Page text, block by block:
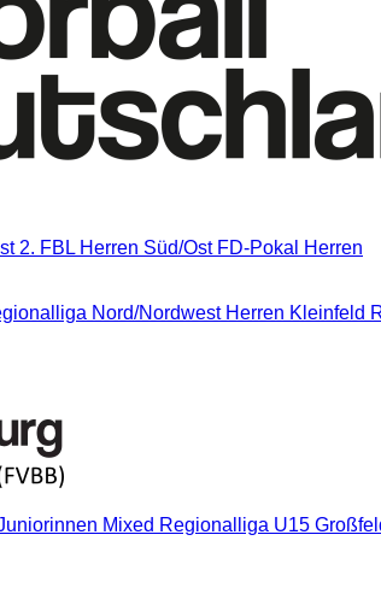
2. FBL Herren Süd/Ost FD-Pokal Herren
Nord/Nordwest Herren Kleinfeld
Mixed Regionalliga U15